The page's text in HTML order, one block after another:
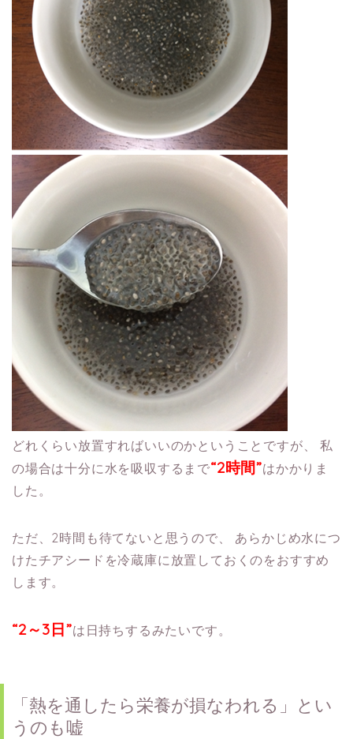
どれくらい放置すればいいのかということですが、
私
の場合は十分に水を吸収するまで“2時間”はかかりま
した。
ただ、2時間も待てないと思うので、
あらかじめ水につ
けたチアシードを冷蔵庫に放置しておくのをおすすめ
します。
“2～3日”は日持ちするみたいです。
「熱を通したら栄養が損なわれる」とい
うのも嘘